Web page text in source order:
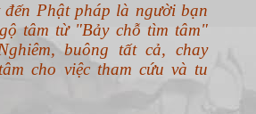
Phật pháp là người bạn
tâm từ "Bảy chỗ tìm tâm"
buông tất cả, chay
cho việc tham cứu và tu